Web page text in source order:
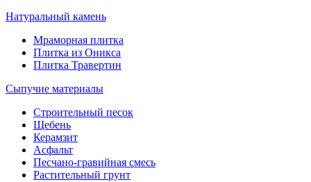
Натуральный камень
Мраморная плитка
Плитка из Оникса
Плитка Травертин
Сыпучие материалы
Строительный песок
Щебень
Керамзит
Асфальт
Песчано-гравийная смесь
Растительный грунт